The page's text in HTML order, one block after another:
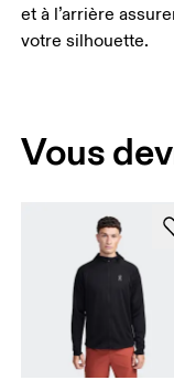
et à l’arrière
votre silhouette.
Vous